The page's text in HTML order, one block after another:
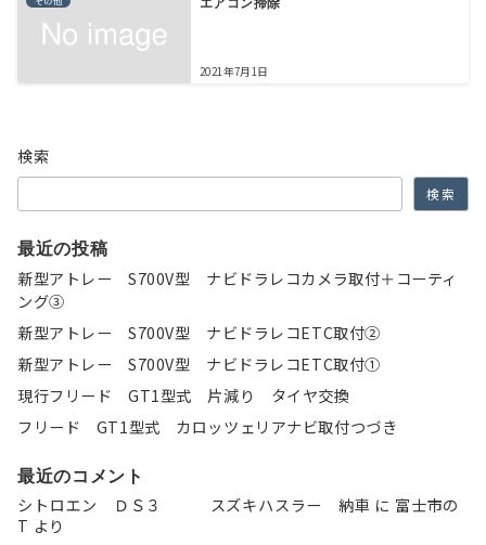
2021年7月1日
検索
検索
最近の投稿
新型アトレー S700V型 ナビドラレコカメラ取付＋コーティ
ング③
新型アトレー S700V型 ナビドラレコETC取付②
新型アトレー S700V型 ナビドラレコETC取付①
現行フリード GT1型式 片減り タイヤ交換
フリード GT1型式 カロッツェリアナビ取付つづき
最近のコメント
シトロエン ＤＳ３ スズキハスラー 納車 に 富士市の
T より